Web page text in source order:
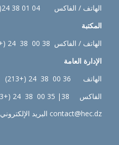
الهاتف / الفاكس 04 01 38 24(+213)
المكتبة
الهاتف / الفاكس 38 00 38 24 (+213)
الإدارة العامة
الهاتف 36 00 38 24 (+213)
الفاكس 38| 35 00 38 24 (+213)
contact@hec.dz البريد الإلكتروني